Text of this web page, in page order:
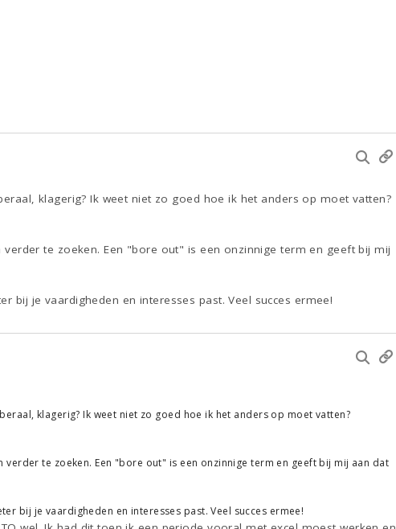
klagerig? Ik weet niet zo goed hoe ik het anders op moet vatten?
te zoeken. Een "bore out" is een onzinnige term en geeft bij mij
bij je vaardigheden en interesses past. Veel succes ermee!
klagerig? Ik weet niet zo goed hoe ik het anders op moet vatten?
te zoeken. Een "bore out" is een onzinnige term en geeft bij mij aan dat
bij je vaardigheden en interesses past. Veel succes ermee!